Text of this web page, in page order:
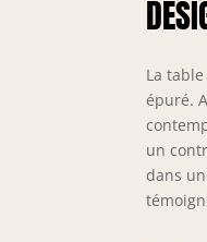
La
épuré.
un
dans